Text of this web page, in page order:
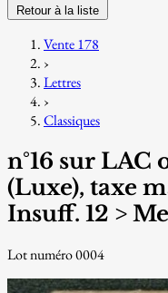
Retour à la liste
Vente 178
›
Lettres
›
Classiques
n°16 sur LAC
(Luxe), taxe
Insuff. 12 >
Lot numéro 0004